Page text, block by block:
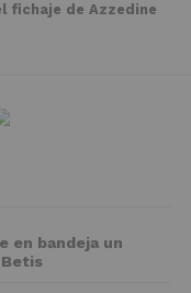
fichaje de Azzedine
en bandeja un